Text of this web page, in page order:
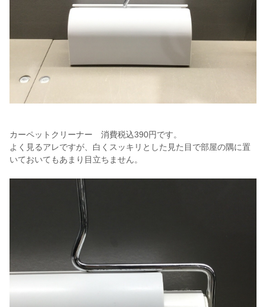
カーペットクリーナー 消費税込390円です。
よく見るアレですが、白くスッキリとした見た目で部屋の隅に置
いておいてもあまり目立ちません。